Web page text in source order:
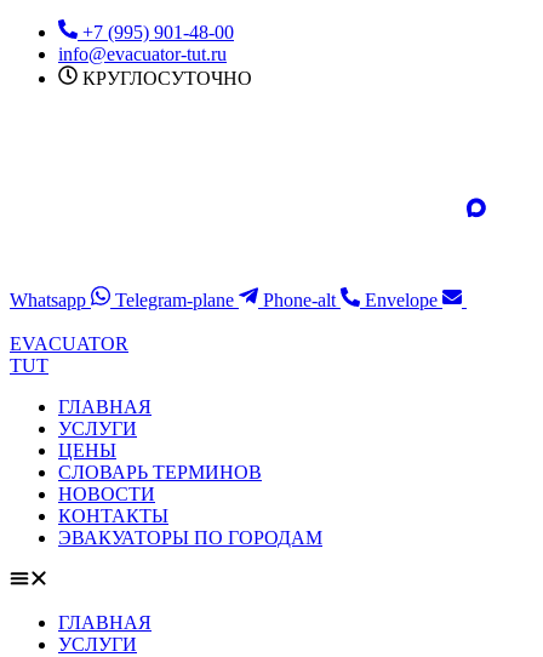
Перейти
содержимому
+7 (995) 901-48-00
info@evacuator-tut.ru
КРУГЛОСУТОЧНО
Whatsapp Telegram-plane Phone-alt Envelope
EVACUATOR
TUT
ГЛАВНАЯ
УСЛУГИ
ЦЕНЫ
СЛОВАРЬ ТЕРМИНОВ
НОВОСТИ
КОНТАКТЫ
ЭВАКУАТОРЫ ПО ГОРОДАМ
ГЛАВНАЯ
УСЛУГИ